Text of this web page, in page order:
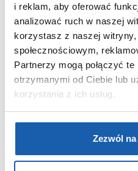
i reklam, aby oferować
analizować ruch w naszej
korzystasz z naszej
społecznościowym,
Partnerzy mogą połączyć
otrzymanymi od Ciebie lub
korzystania z ich usług.
Zezwól
Zgoda na ciasteczka
PRODUKTY
Zegarki
Instrumenty muzyczne
Kalkulatory
SIECI SPRZEDAŻY
Time Trend
SZANOWNY
SZANOWNA
Używamy plików
statystycznych i
ruch w tej witrynie,
zapamiętywać